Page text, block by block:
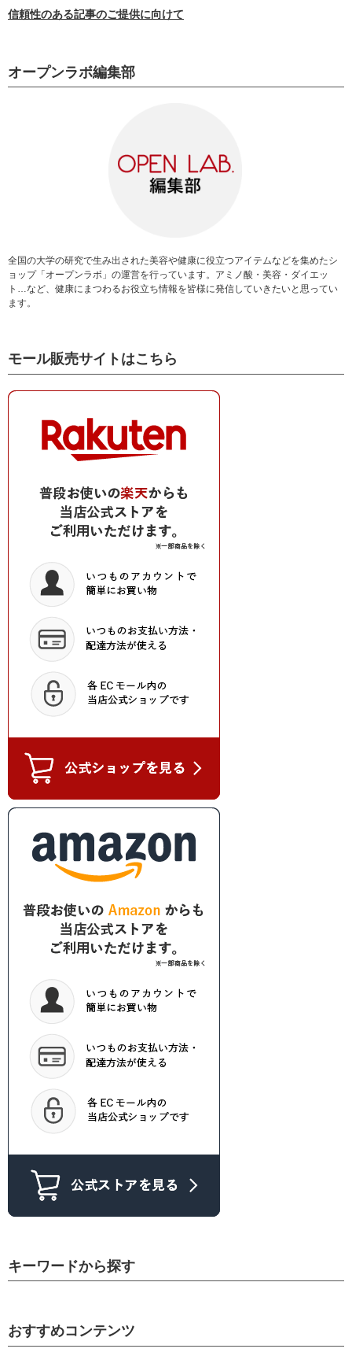
信頼性のある記事のご提供に向けて
オープンラボ編集部
全国の大学の研究で生み出された美容や健康に役立つアイテムなどを集めたシ
ョップ「オープンラボ」の運営を行っています。アミノ酸・美容・ダイエッ
ト…など、健康にまつわるお役立ち情報を皆様に発信していきたいと思ってい
ます。
モール販売サイトはこちら
キーワードから探す
おすすめコンテンツ